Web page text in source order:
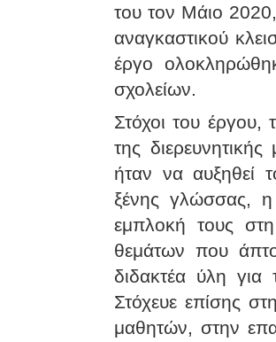
του τον Μάιο
αναγκαστικού
έργο
σχολείων.
Στόχοι του έργου,
της
ήταν να αυξηθεί
ξένης γλώσσας, η
εμπλοκή τους
θεμάτων που
διδακτέα ύλη
Στόχευε επίσης
μαθητών, στην